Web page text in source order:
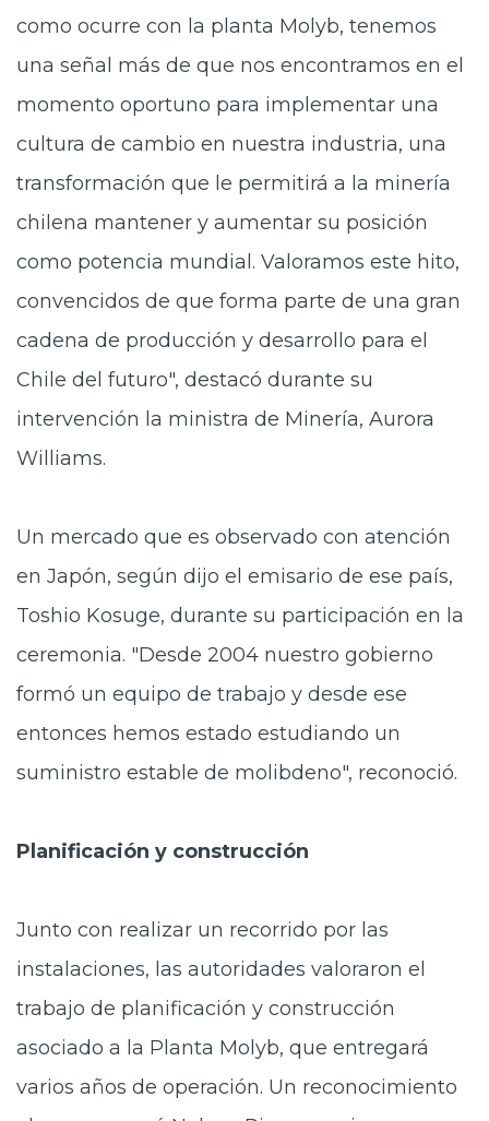
como ocurre con la planta Molyb, tenemos
una señal más de que nos encontramos en el
momento oportuno para implementar una
cultura de cambio en nuestra industria, una
transformación que le permitirá a la minería
chilena mantener y aumentar su posición
como potencia mundial. Valoramos este hito,
convencidos de que forma parte de una gran
cadena de producción y desarrollo para el
Chile del futuro", destacó durante su
intervención la ministra de Minería, Aurora
Williams.
Un mercado que es observado con atención
en Japón, según dijo el emisario de ese país,
Toshio Kosuge, durante su participación en la
ceremonia. "Desde 2004 nuestro gobierno
formó un equipo de trabajo y desde ese
entonces hemos estado estudiando un
suministro estable de molibdeno", reconoció.
Planificación y construcción
Junto con realizar un recorrido por las
instalaciones, las autoridades valoraron el
trabajo de planificación y construcción
asociado a la Planta Molyb, que entregará
varios años de operación. Un reconocimiento